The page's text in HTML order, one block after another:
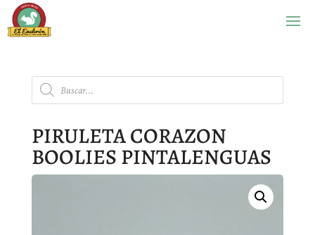
Búsqueda
de
productos
PIRULETA CORAZON
BOOLIES PINTALENGUAS